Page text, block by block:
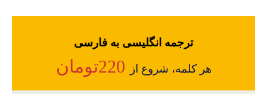
ترجمه انگلیسی به فارسی
هر کلمه، شروع از